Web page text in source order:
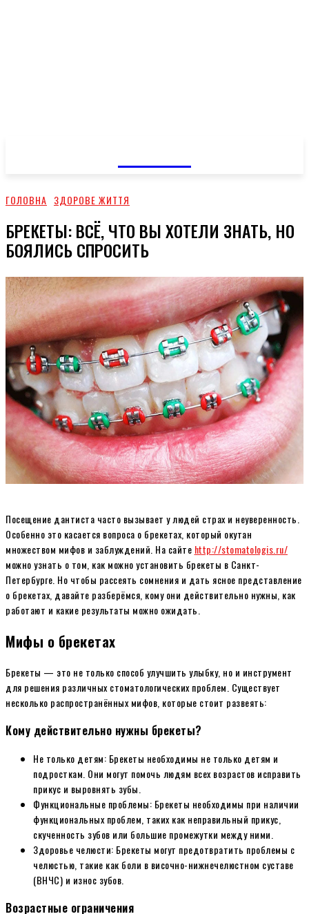
ГОЛОВНА ЗДОРОВЕ ЖИТТЯ
БРЕКЕТЫ: ВСЁ, ЧТО ВЫ ХОТЕЛИ ЗНАТЬ, НО
БОЯЛИСЬ СПРОСИТЬ
Посещение дантиста часто вызывает у людей страх и неуверенность.
Особенно это касается вопроса о брекетах, который окутан
множеством мифов и заблуждений. На сайте http://stomatologis.ru/
можно узнать о том, как можно установить брекеты в Санкт-
Петербурге. Но чтобы рассеять сомнения и дать ясное представление
о брекетах, давайте разберёмся, кому они действительно нужны, как
работают и какие результаты можно ожидать.
Мифы о брекетах
Брекеты — это не только способ улучшить улыбку, но и инструмент
для решения различных стоматологических проблем. Существует
несколько распространённых мифов, которые стоит развеять:
Кому действительно нужны брекеты?
Не только детям: Брекеты необходимы не только детям и
подросткам. Они могут помочь людям всех возрастов исправить
прикус и выровнять зубы.
Функциональные проблемы: Брекеты необходимы при наличии
функциональных проблем, таких как неправильный прикус,
скученность зубов или большие промежутки между ними.
Здоровье челюсти: Брекеты могут предотвратить проблемы с
челюстью, такие как боли в височно-нижнечелюстном суставе
(ВНЧС) и износ зубов.
Возрастные ограничения